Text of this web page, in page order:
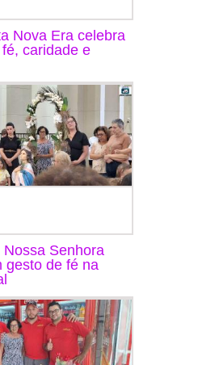
Nova Era celebra
caridade e
Senhora
gesto de fé na